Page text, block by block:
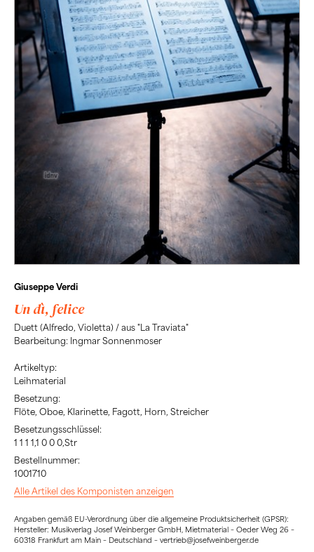
Giuseppe Verdi
Un dì, felice
Duett (Alfredo, Violetta) / aus "La Traviata"
Bearbeitung: Ingmar Sonnenmoser
Artikeltyp:
Leihmaterial
Besetzung:
Flöte, Oboe, Klarinette, Fagott, Horn, Streicher
Besetzungsschlüssel:
1 1 1 1,1 0 0 0,Str
Bestellnummer:
1001710
Alle Artikel des Komponisten anzeigen
Angaben gemäß EU-Verordnung über die allgemeine Produktsicherheit (GPSR):
Hersteller: Musikverlag Josef Weinberger GmbH, Mietmaterial – Oeder Weg 26 –
60318 Frankfurt am Main – Deutschland – vertrieb@josefweinberger.de